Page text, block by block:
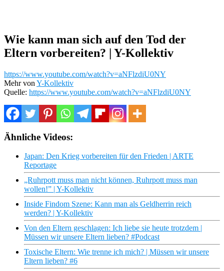
Wie kann man sich auf den Tod der
Eltern vorbereiten? | Y-Kollektiv
https://www.youtube.com/watch?v=aNFlzdiU0NY
Mehr von Y-Kollektiv
Quelle: https://www.youtube.com/watch?v=aNFlzdiU0NY
Ähnliche Videos:
Japan: Den Krieg vorbereiten für den Frieden | ARTE
Reportage
„Ruhrpott muss man nicht können, Ruhrpott muss man
wollen!” | Y-Kollektiv
Inside Findom Szene: Kann man als Geldherrin reich
werden? | Y-Kollektiv
Von den Eltern geschlagen: Ich liebe sie heute trotzdem |
Müssen wir unsere Eltern lieben? #Podcast
Toxische Eltern: Wie trenne ich mich? | Müssen wir unsere
Eltern lieben? #6